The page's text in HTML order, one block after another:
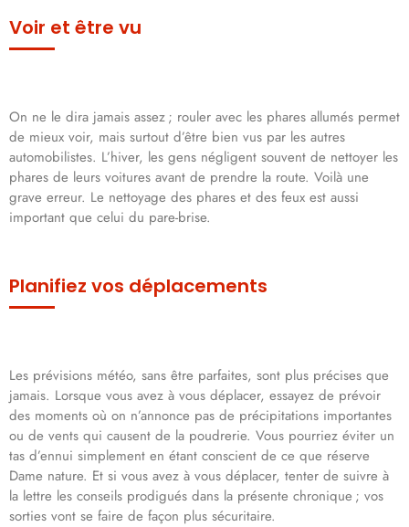
Voir et être vu
On ne le dira jamais assez ; rouler avec les phares allumés permet
de mieux voir, mais surtout d’être bien vus par les autres
automobilistes. L’hiver, les gens négligent souvent de nettoyer les
phares de leurs voitures avant de prendre la route. Voilà une
grave erreur. Le nettoyage des phares et des feux est aussi
important que celui du pare-brise.
Planifiez vos déplacements
Les prévisions météo, sans être parfaites, sont plus précises que
jamais. Lorsque vous avez à vous déplacer, essayez de prévoir
des moments où on n’annonce pas de précipitations importantes
ou de vents qui causent de la poudrerie. Vous pourriez éviter un
tas d’ennui simplement en étant conscient de ce que réserve
Dame nature. Et si vous avez à vous déplacer, tenter de suivre à
la lettre les conseils prodigués dans la présente chronique ; vos
sorties vont se faire de façon plus sécuritaire.